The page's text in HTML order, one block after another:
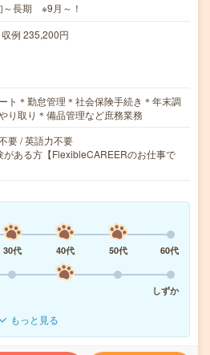
～長期 ※9月～！
例 235,200円
ト＊勤怠管理＊社会保険手続き＊年末調
り取り＊備品管理など庶務業務
要 / 英語力不要
がある方【FlexibleCAREERのお仕事で
30代 40代 50代
60代
しずか
もっと見る